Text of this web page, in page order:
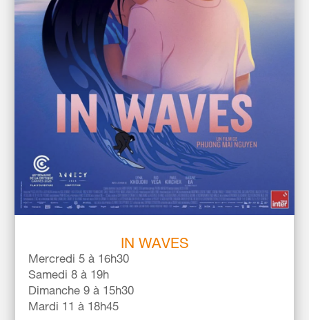
IN WAVES
Mercredi 5 à 16h30
Samedi 8 à 19h
Dimanche 9 à 15h30
Mardi 11 à 18h45